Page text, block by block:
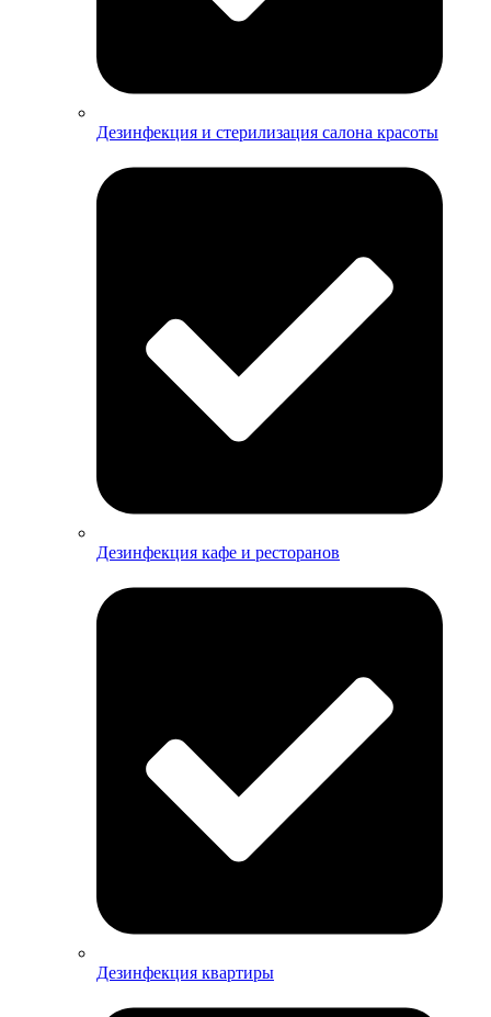
Дезинфекция и стерилизация салона красоты
Дезинфекция кафе и ресторанов
Дезинфекция квартиры